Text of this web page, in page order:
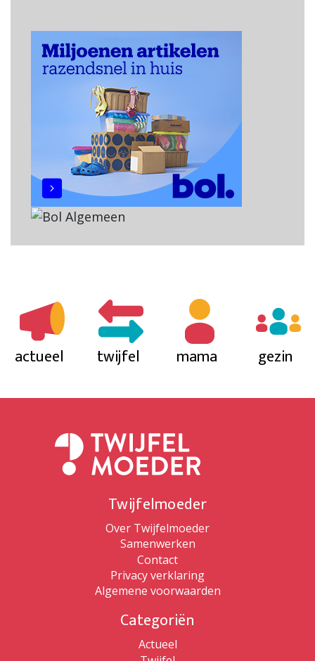
actueel twijfel mama gezin
Twijfelmoeder
Over Twijfelmoeder
Samenwerken
Contact
Privacy verklaring
Algemene voorwaarden
Categoriën
Actueel